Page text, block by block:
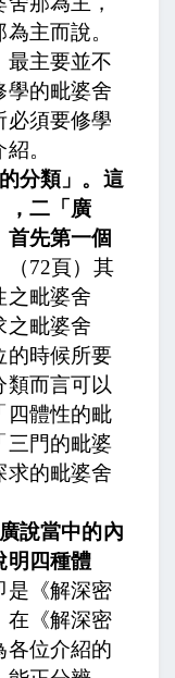
主而說。
最主要並不
學的毗婆舍
必須要修學
。
分類」。這
，二「廣
先第一個
（72頁）其
之毗婆舍
之毗婆舍
的時候所要
類而言可以
四體性的毗
三門的毗婆
求的毗婆舍
說當中的內
明四種體
是《解深密
在《解深密
各位介紹的